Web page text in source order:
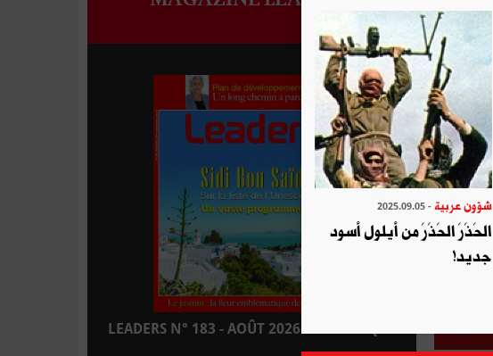
LEADERS N° 183 - AOÛT 2026 : EN KIOSQUE
شؤون عربية- 2025.09.05
الحَذَرَ الحَذَرَ من أيلول أسود
جديد!